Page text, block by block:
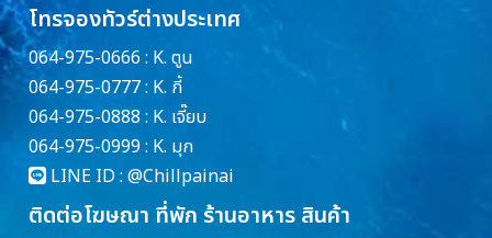
โทรจองทัวร์ต่างประเทศ
064-975-0666 : K. ตูน
064-975-0777 : K. กี้
064-975-0888 : K. เจี๊ยบ
064-975-0999 : K. มุก
LINE ID : @Chillpainai
ติดต่อโฆษณา ที่พัก ร้านอาหาร สินค้า